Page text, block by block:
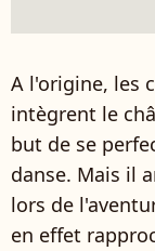
A l'origine, les
intègrent le
but de se
danse. Mais il
lors de
en effet